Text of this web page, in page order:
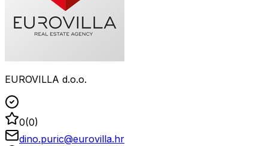
EUROVILLA d.o.o.
0(0)
dino.puric@eurovilla.hr